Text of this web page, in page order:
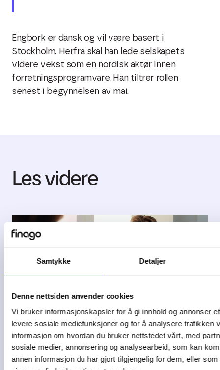
Samtykke Detaljer
Denne nettsiden anvender cookies
Vi bruker informasjonskapsler for å gi innhold og annonser
levere sosiale mediefunksjoner og for å analysere trafikken
informasjon om hvordan du bruker nettstedet vårt, med
sosiale medier, annonsering og analysearbeid, som kan
annen informasjon du har gjort tilgjengelig for dem, eller
Engbork er dansk og vil være basert i
Stockholm. Herfra skal han lede selskapets
videre vekst som en nordisk aktør innen
forretningsprogramvare. Han tiltrer rollen
senest i begynnelsen av mai.
Les videre
3 min lesetid
Slik får du kontroll på